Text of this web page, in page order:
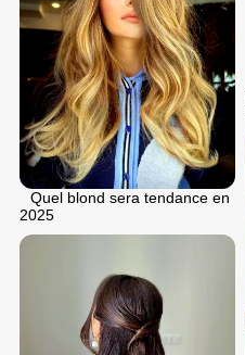
Quel blond sera tendance en
2025